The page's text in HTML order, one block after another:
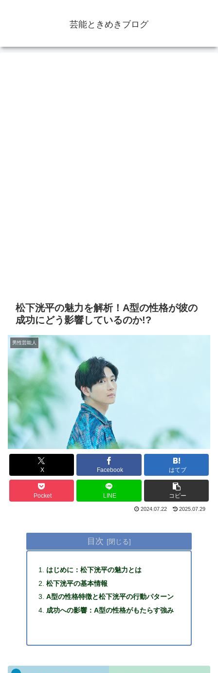
芸能ときめきブログ
松下洸平の魅力を解析！A型の性格が彼の
成功にどう影響しているのか!?
男性芸能人
X Facebook はてブ
Pocket LINE コピー
2024.07.22 2025.07.29
目次
はじめに：松下洸平の魅力とは
松下洸平の基本情報
A型の性格特徴と松下洸平の行動パターン
成功への影響：A型の性格がもたらす強み